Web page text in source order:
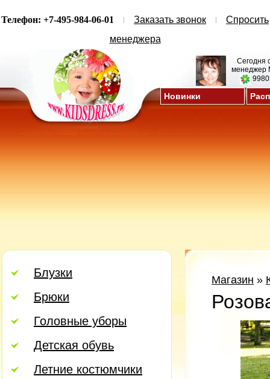
Телефон: +7-495-984-06-01 Заказать звонок
Спросить
менеджера
Сегодня
менеджер
Новинки
Блузки
Брюки
Головные уборы
Детская обувь
Летние костюмчики
Магазин »